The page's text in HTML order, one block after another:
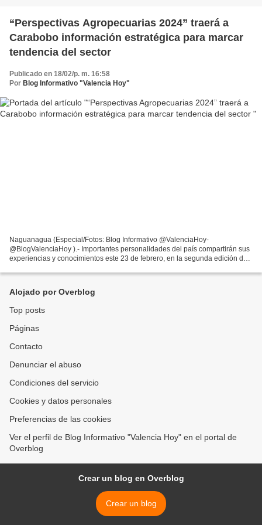
“Perspectivas Agropecuarias 2024” traerá a
Carabobo información estratégica para marcar
tendencia del sector
Publicado en 18/02/p. m. 16:58
Por Blog Informativo "Valencia Hoy"
Naguanagua (Especial/Fotos: Blog Informativo @ValenciaHoy-
@BlogValenciaHoy ).- Importantes personalidades del país compartirán sus
experiencias y conocimientos este 23 de febrero, en la segunda edición del
Alojado por Overblog
Top posts
Páginas
Contacto
Denunciar el abuso
Condiciones del servicio
Cookies y datos personales
Preferencias de las cookies
Ver el perfil de Blog Informativo "Valencia Hoy" en el portal de
Overblog
Crear un blog en Overblog
Crear un blog